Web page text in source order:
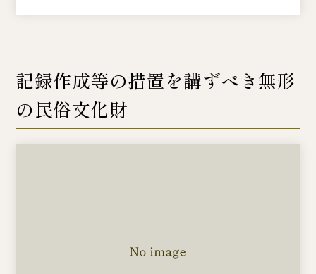
記録作成等の措置を講ずべき無形
の民俗文化財